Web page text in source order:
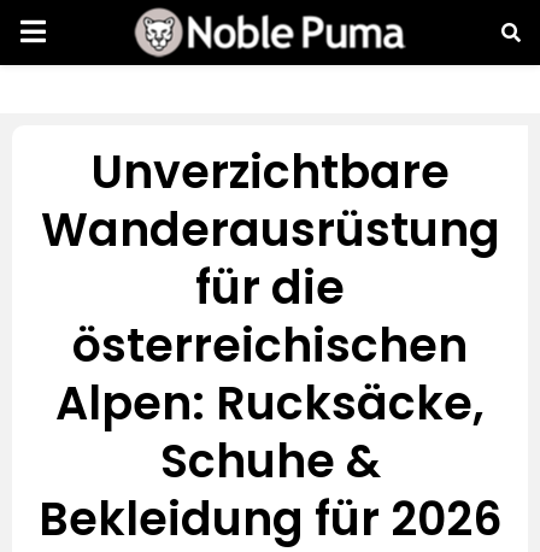
Unverzichtbare
Wanderausrüstung
für die
österreichischen
Alpen: Rucksäcke,
Schuhe &
Bekleidung für 2026